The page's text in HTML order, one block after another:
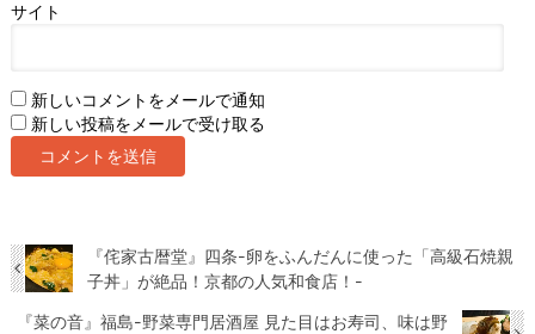
サイト
新しいコメントをメールで通知
新しい投稿をメールで受け取る
『侘家古暦堂』四条-卵をふんだんに使った「高級石焼親
子丼」が絶品！京都の人気和食店！-
『菜の音』福島-野菜専門居酒屋 見た目はお寿司、味は野